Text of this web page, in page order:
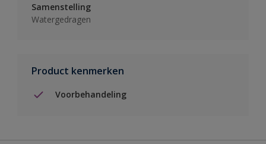
Samenstelling
Watergedragen
Product kenmerken
Voorbehandeling